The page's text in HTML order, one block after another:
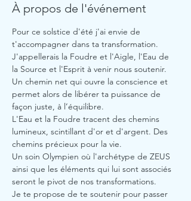
À propos de l'événement
Pour ce solstice d'été j'ai envie de
t'accompagner dans ta transformation.
J'appellerais la Foudre et l'Aigle, l'Eau de
la Source et l'Esprit à venir nous soutenir.
Un chemin net qui ouvre la conscience et
permet alors de libérer ta puissance de
façon juste, à l’équilibre.
L'Eau et la Foudre tracent des chemins
lumineux, scintillant d'or et d'argent. Des
chemins précieux pour la vie.
Un soin Olympien où l'archétype de ZEUS
ainsi que les éléments qui lui sont associés
seront le pivot de nos transformations.
Je te propose de te soutenir pour passer